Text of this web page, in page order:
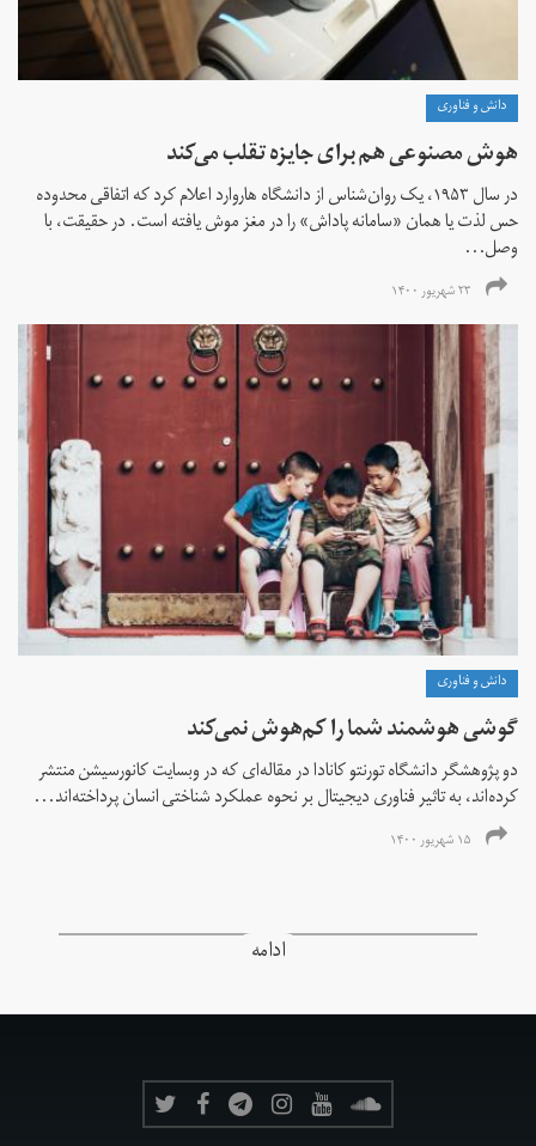
دانش و فناوری
هوش مصنوعی هم برای جایزه تقلب می‌کند
در سال ۱۹۵۳، یک روان‌شناس از دانشگاه هاروارد اعلام کرد که اتفاقی محدوده
حس لذت یا همان «سامانه پاداش» را در مغز موش یافته است. در حقیقت، با
وصل...
۲۳ شهریور ۱۴۰۰
دانش و فناوری
گوشی هوشمند شما را کم‌هوش‌ نمی‌کند
دو پژوهشگر دانشگاه تورنتو کانادا در مقاله‌ای که در وبسایت کانورسیشن منتشر
کرده‌اند، به تاثیر فناوری دیجیتال بر نحوه عملکرد شناختی انسان پرداخته‌اند...
۱۵ شهریور ۱۴۰۰
ادامه